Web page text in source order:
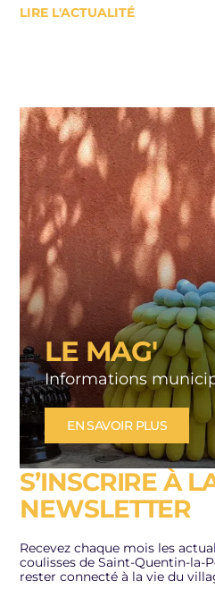
LIRE L'ACTUALITÉ
LE MAG'
Informations
EN SAVOIR PLUS
S’INSCRIRE À
NEWSLETTER
Recevez chaque mois les
coulisses de Saint-Quentin-la-
rester connecté à la vie du